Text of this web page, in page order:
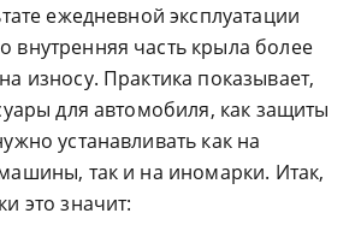
ежедневной эксплуатации
часть крыла более
износу. Практика показывает,
для автомобиля, как защиты
устанавливать как на
так и на иномарки. Итак,
это значит: